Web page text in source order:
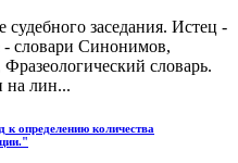
заседания. Истец -
словари Синонимов,
словарь.
на лин...
определению количества